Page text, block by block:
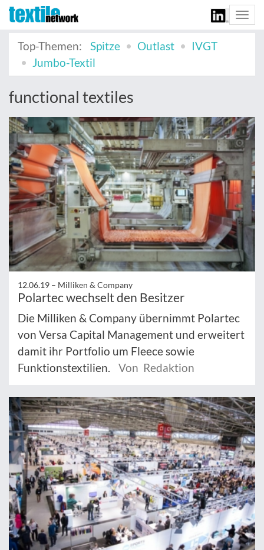
Top-Themen:
Spitze Outlast
IVGT
Jumbo-Textil
functional textiles
12.06.19 – Milliken & Company
Polartec wechselt den Besitzer
Die Milliken & Company übernimmt Polartec
von Versa Capital Management und erweitert
damit ihr Portfolio um Fleece sowie
Funktionstextilien.
Von Redaktion